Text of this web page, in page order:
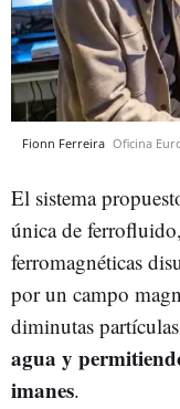
Fionn Ferreira Oficina
El sistema
única de
ferromagnéticas
por un campo
diminutas
agua y
imanes.